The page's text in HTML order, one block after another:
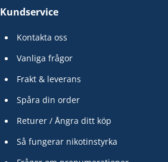
Kundservice
Kontakta oss
Vanliga frågor
Frakt & leverans
Spåra din order
Returer / Ångra ditt köp
Så fungerar nikotinstyrka